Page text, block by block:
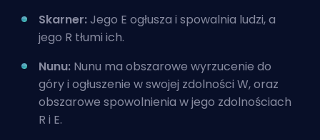
Skarner:Jego E ogłusza i spowalnia ludzi, a
jego R tłumi ich.
Nunu: Nunu ma obszarowe wyrzucenie do
góry i ogłuszenie w swojej zdolności W, oraz
obszarowe spowolnienia w jego zdolnościach
R i E.